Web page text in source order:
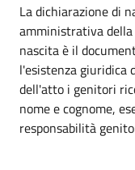
La dichiarazione di
amministrativa
nascita è il
l'esistenza giuridica
dell'atto i genitori
nome e cognome,
responsabilità